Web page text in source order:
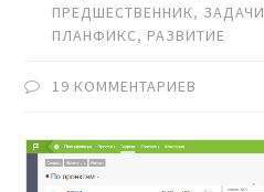
ПРЕДШЕСТВЕННИК, ЗАДАЧИ
ПЛАНФИКС, РАЗВИТИЕ
19 КОММЕНТАРИЕВ